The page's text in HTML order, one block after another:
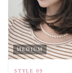
MEDIUM
STYLE 09